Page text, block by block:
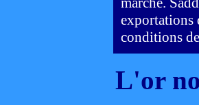
exportations
conditions
L'or noir